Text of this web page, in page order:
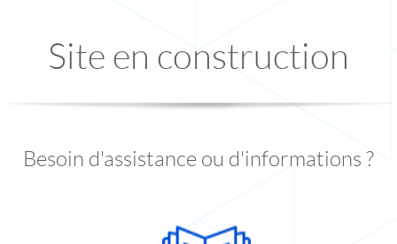
Site en construction
Besoin d'assistance ou d'informations ?